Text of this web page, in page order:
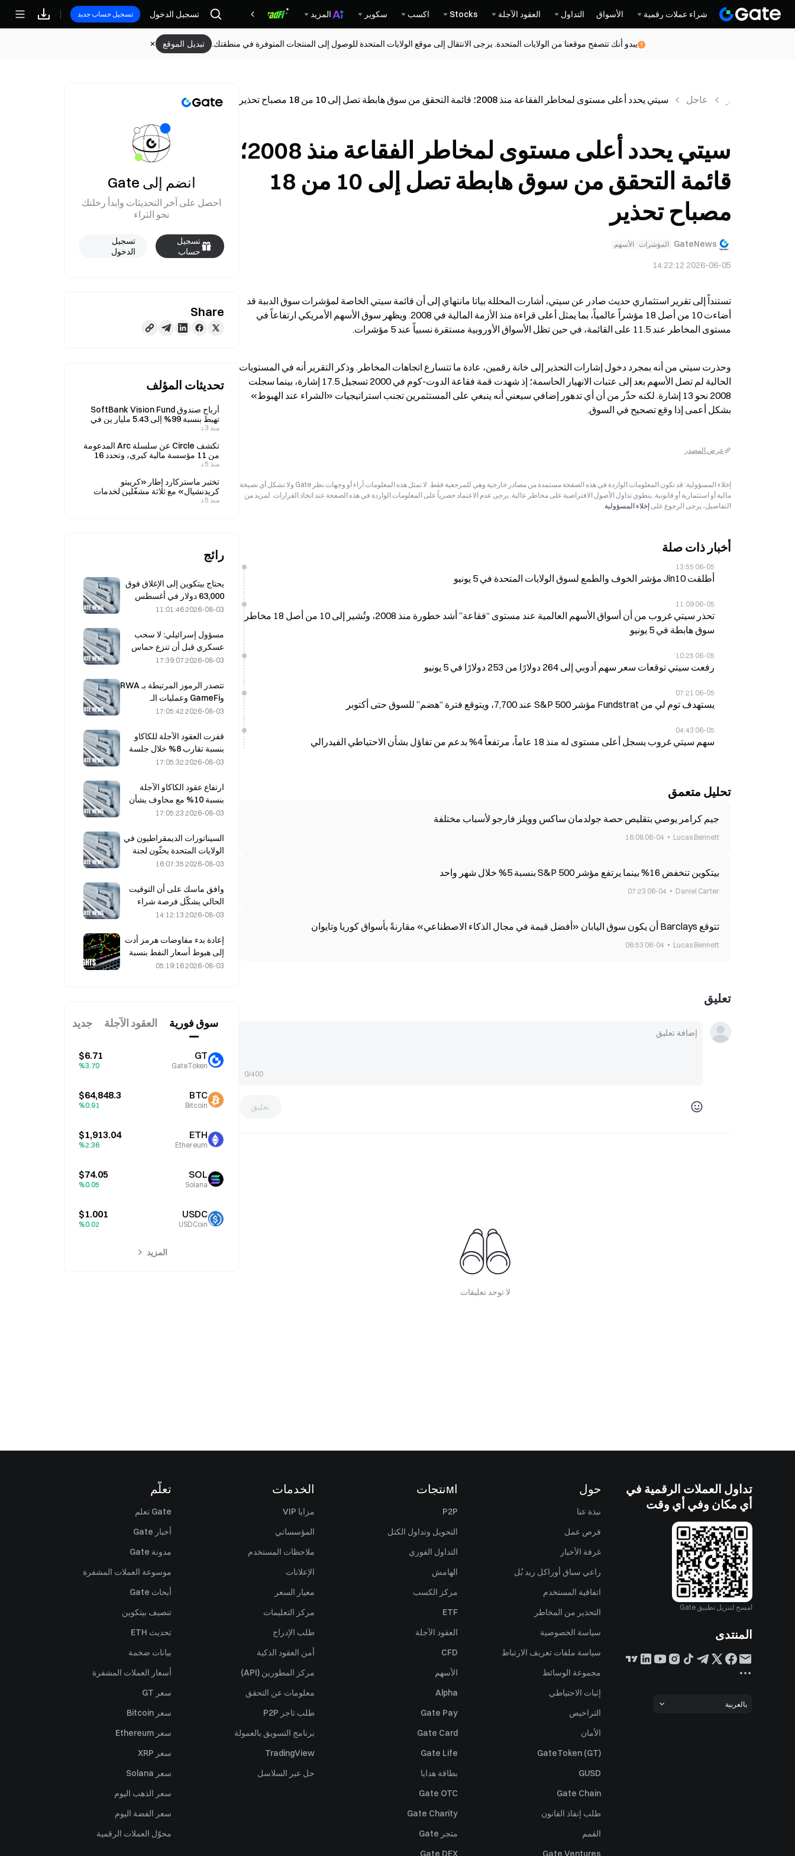
شراء عملات رقمية الأسواق التداول العقود الآجلة Stocks اكسب سكوير المزيد مكافآت
تسجيل الدخول تسجيل حساب جديد
يبدو أنك تتصفح موقعنا من الولايات المتحدة. يرجى الانتقال إلى موقع الولايات المتحدة للوصول إلى المنتجات المتوفرة في منطقتك. تبديل الموقع
أخبار عاجل سيتي يحدد أعلى مستوى لمخاطر الفقاعة منذ 2008؛ قائمة التحقق من سوق هابطة تصل إلى 10 من 18 مصباح تحذير
سيتي يحدد أعلى مستوى لمخاطر الفقاعة منذ 2008؛
قائمة التحقق من سوق هابطة تصل إلى 10 من 18
مصباح تحذير
GateNews المؤشرات الأسهم
2026-06-05 14:22:12
مستوى المخاطر عند 11.5 على القائمة، في حين تظل الأسواق الأوروبية مستقرة نسبياً عند 5 مؤشرات.
بشكل أعمى إذا وقع تصحيح في السوق.
عرض المصدر
إخلاء المسؤولية: قد تكون المعلومات الواردة في هذه الصفحة مستمدة من مصادر خارجية وهي للمرجعية فقط. لا تمثل هذه المعلومات آراء أو وجهات نظر Gate ولا تشكل أي نصيحة
مالية أو استثمارية أو قانونية. ينطوي تداول الأصول الافتراضية على مخاطر عالية. يرجى عدم الاعتماد حصرياً على المعلومات الواردة في هذه الصفحة عند اتخاذ القرارات. لمزيد من
التفاصيل، يرجى الرجوع على إخلاء المسؤولية.
أخبار ذات صلة
06-05 13:55
أطلقت Jin10 مؤشر الخوف والطمع لسوق الولايات المتحدة في 5 يونيو
06-05 11:09
تحذر سيتي غروب من أن أسواق الأسهم العالمية عند مستوى “فقاعة” أشد خطورة منذ 2008، وتُشير إلى 10 من أصل 18 مخاطر
سوق هابطة في 5 يونيو
06-05 10:25
رفعت سيتي توقعات سعر سهم أدوبي إلى 264 دولارًا من 253 دولارًا في 5 يونيو
06-05 07:21
يستهدف توم لي من Fundstrat مؤشر S&P 500 عند 7,700، ويتوقع فترة “هضم” للسوق حتى أكتوبر
06-05 04:43
سهم سيتي غروب يسجل أعلى مستوى له منذ 18 عاماً، مرتفعاً 4% بدعم من تفاؤل بشأن الاحتياطي الفيدرالي
تحليل متعمق
جيم كرامر يوصي بتقليص حصة جولدمان ساكس وويلز فارجو لأسباب مختلفة
Lucas Bennett
06-04 16:08
بيتكوين تنخفض 16% بينما يرتفع مؤشر S&P 500 بنسبة 5% خلال شهر واحد
Daniel Carter
06-04 07:23
تتوقع Barclays أن يكون سوق اليابان «أفضل قيمة في مجال الذكاء الاصطناعي» مقارنةً بأسواق كوريا وتايوان
Lucas Bennett
06-04 06:53
تعليق
0/400
تعليق
لا توجد تعليقات
انضم إلى Gate
احصل على آخر التحديثات وابدأ رحلتك
نحو الثراء
تسجيل
حساب
تسجيل
الدخول
Share
تحديثات المؤلف
أرباح صندوق SoftBank Vision Fund
تهبط بنسبة 99% إلى 5.43 مليار ين في
الربع الأول
منذ 3 د
تكشف Circle عن سلسلة Arc المدعومة
من 11 مؤسسة مالية كبرى، وتحدد 16
سبتمبر موعدًا لإطلاق الشبكة الرئيسية
منذ 5 د
تختبر ماستركارد إطار «كريبتو
كريدنشيال» مع ثلاثة مشغّلين لخدمات
الدفع لإجراء مدفوعات عابرة للحدود
منذ 5 د
رائج
يحتاج بيتكوين إلى الإغلاق فوق
63,000 دولار في أغسطس
لتأكيد قاع السوق الهابطة، وفقًا
2026-08-03 11:01:46
مسؤول إسرائيلي: لا سحب
عسكري قبل أن تنزع حماس
سلاحها
2026-08-03 17:39:07
تتصدر الرموز المرتبطة بـ RWA
وGameFi وعمليات الـ
Restaking أداء السوق في 2026-08-03 17:05:42
قفزت العقود الآجلة للكاكاو
بنسبة تقارب 8% خلال جلسة
يوم الجمعة الماضي، في
2026-08-03 17:05:32
ارتفاع عقود الكاكاو الآجلة
بنسبة 10% مع مخاوف بشأن
2026-08-03 17:05:23
السيناتورات الديمقراطيون في
الولايات المتحدة يحثّون لجنة
المتعلقة بحرائق الغابات في
ظل موسم قياسي من الحرائق
2026-08-03 16:07:35
وافق ماسك على أن التوقيت
الحالي يشكّل فرصة شراء
2026-08-03 14:12:13
إعادة بدء مفاوضات هرمز أدت
إلى هبوط أسعار النفط بنسبة
9%: هل ما زالت علاوة المخاطر
2026-08-03 05:19:16
سوق فوریة العقود الآجلة جديد
GT
GateToken
$6.71
%3.70
BTC
Bitcoin
$64,848.3
%0.91
ETH
Ethereum
$1,913.04
%2.36
SOL
Solana
$74.05
%0.05
USDC
USDCoin
$1.001
%0.02
المزيد
تداول العملات الرقمية في
أي مكان وفي أي وقت
امسح لتنزيل تطبيق Gate
المنتدى
بالعربية
حول
نبذة عنا
فرص عمل
غرفة الأخبار
راعي سباق أوراكل ريد بُل
اتفاقية المستخدم
التحذير من المخاطر
سياسة الخصوصية
سياسة ملفات تعريف الارتباط
مجموعة الوسائط
إثبات الاحتياطي
التراخيص
الأمان
GateToken (GT)
GUSD
Gate Chain
طلب إنفاذ القانون
القمم
Gate Ventures
اмنتجات
P2P
التحويل وتداول الكتل
التداول الفوري
الهامش
مركز الكسب
ETF
العقود الآجلة
CFD
الأسهم
Alpha
Gate Pay
Gate Card
Gate Life
بطاقة هدايا
Gate OTC
Gate Charity
متجر Gate
Gate DEX
الخدمات
مزايا VIP
المؤسساتي
ملاحظات المستخدم
الإعلانات
معيار السعر
مركز التعليمات
طلب الإدراج
أمن العقود الذكية
مركز المطورين (API)
معلومات عن التحقق
طلب تاجر P2P
برنامج التسويق بالعمولة
TradingView
حل عبر السلاسل
تعلّم
Gate تعلم
أخبار Gate
مدونة Gate
موسوعة العملات المشفرة
أبحاث Gate
تنصيف بيتكوين
تحديث ETH
بيانات ضخمة
أسعار العملات المشفرة
سعر GT
سعر Bitcoin
سعر Ethereum
سعر XRP
سعر Solana
سعر الذهب اليوم
سعر الفضة اليوم
محوّل العملات الرقمية